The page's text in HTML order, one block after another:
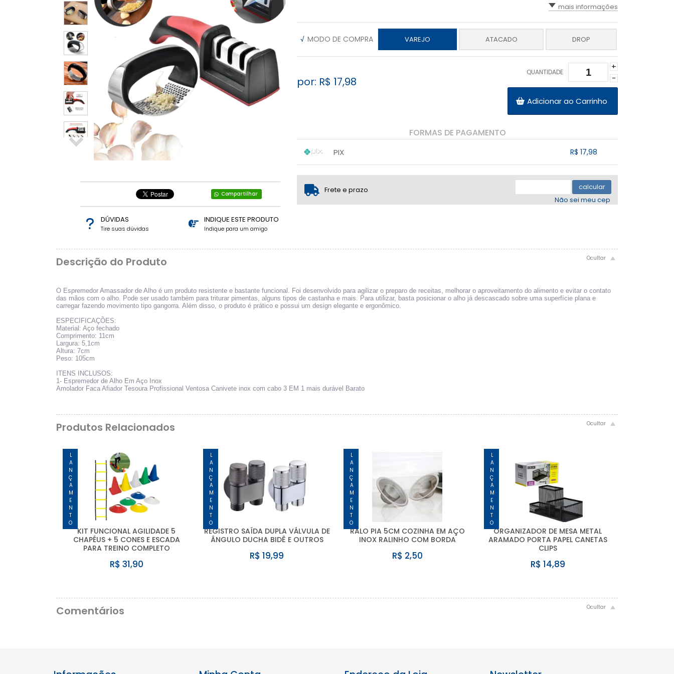
Relógios e
Smartwatch
Diversos
Ring Light
Informática
Brinquedos
Mãe e Bebê,
Brinquedos.
Compartilhar
DÚVIDAS
Tire suas dúvidas
INDIQUE ESTE PRODUTO
Indique para um amigo
mais informações
√ MODO DE COMPRA VAREJO ATACADO DROP
por: R$ 17,98
QUANTIDADE
+
-
Adicionar ao Carrinho
FORMAS DE PAGAMENTO
PIX
R$ 17,98
... ....
Frete e prazo
calcular
Não sei meu cep
Descrição do Produto
O Espremedor Amassador de Alho é um produto resistente e bastante funcional. Foi desenvolvido para agilizar o preparo de receitas, melhorar o aproveitamento do alimento e evitar o contato
das mãos com o alho. Pode ser usado também para triturar pimentas, alguns tipos de castanha e mais. Para utilizar, basta posicionar o alho já descascado sobre uma superfície plana e
carregar fazendo movimento tipo gangorra. Além disso, o produto é prático e possui um design elegante e ergonômico.
ESPECIFICAÇÕES:
Material: Aço fechado
Comprimento: 11cm
Largura: 5,1cm
Altura: 7cm
Peso: 105cm
ITENS INCLUSOS:
1- Espremedor de Alho Em Aço Inox
Amolador Faca Afiador Tesoura Profissional Ventosa Canivete inox com cabo 3 EM 1 mais durável Barato
Produtos Relacionados
LANÇAMENTO
KIT FUNCIONAL AGILIDADE 5
CHAPÉUS + 5 CONES E ESCADA
PARA TREINO COMPLETO
R$ 31,90
LANÇAMENTO
REGISTRO SAÍDA DUPLA VÁLVULA DE
ÂNGULO DUCHA BIDÊ E OUTROS
R$ 19,99
LANÇAMENTO
RALO PIA 5CM COZINHA EM AÇO
INOX RALINHO COM BORDA
R$ 2,50
LANÇAMENTO
ORGANIZADOR DE MESA METAL
ARAMADO PORTA PAPEL CANETAS
CLIPS
R$ 14,89
Comentários